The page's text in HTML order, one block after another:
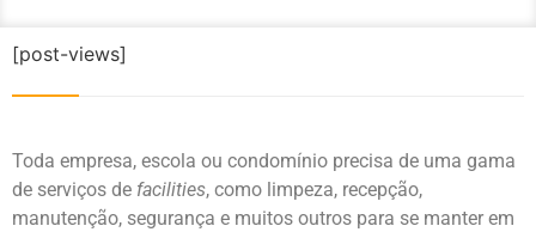
[post-views]
Toda empresa, escola ou condomínio precisa de uma gama
de serviços de facilities, como limpeza, recepção,
manutenção, segurança e muitos outros para se manter em